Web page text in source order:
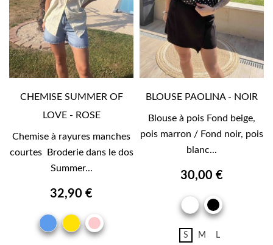
CHEMISE SUMMER OF
LOVE - ROSE
Chemise à rayures manches
courtes Broderie dans le dos
Summer...
32,90 €
BLEUJAUNEROSE
BLOUSE PAOLINA - NOIR
Blouse à pois Fond beige,
pois marron / Fond noir, pois
blanc...
30,00 €
BLANCNOIR
S M L